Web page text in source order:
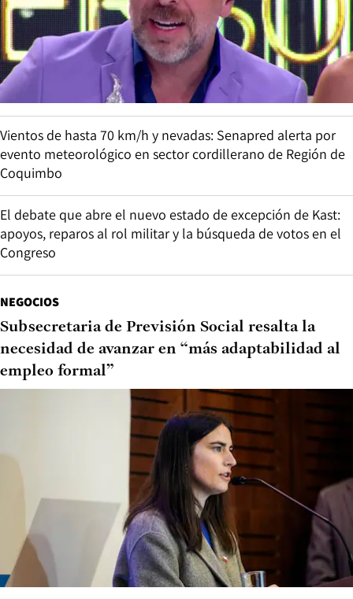
Vientos de hasta 70 km/h y nevadas: Senapred alerta por
evento meteorológico en sector cordillerano de Región de
Coquimbo
El debate que abre el nuevo estado de excepción de Kast:
apoyos, reparos al rol militar y la búsqueda de votos en el
Congreso
NEGOCIOS
Subsecretaria de Previsión Social resalta la
necesidad de avanzar en “más adaptabilidad al
empleo formal”